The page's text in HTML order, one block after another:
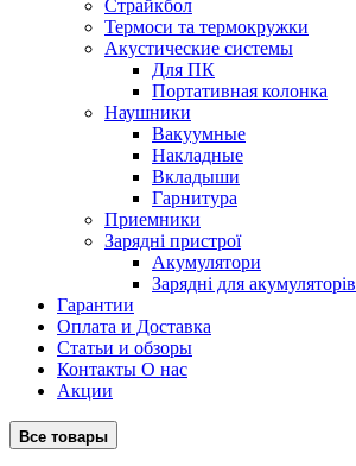
Страйкбол
Термоси та термокружки
Акустические системы
Для ПК
Портативная колонка
Наушники
Вакуумные
Накладные
Вкладыши
Гарнитура
Приемники
Зарядні пристрої
Акумулятори
Зарядні для акумуляторів
Гарантии
Оплата и Доставка
Статьи и обзоры
Контакты О нас
Акции
Все товары